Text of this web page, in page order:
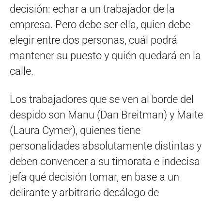
decisión: echar a un trabajador de la
empresa. Pero debe ser ella, quien debe
elegir entre dos personas, cuál podrá
mantener su puesto y quién quedará en la
calle.
Los trabajadores que se ven al borde del
despido son Manu (Dan Breitman) y Maite
(Laura Cymer), quienes tiene
personalidades absolutamente distintas y
deben convencer a su timorata e indecisa
jefa qué decisión tomar, en base a un
delirante y arbitrario decálogo de